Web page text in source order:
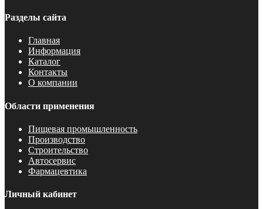
Разделы сайта
Главная
Информация
Каталог
Контакты
О компании
Области применения
Пищевая промышленность
Производство
Строительство
Автосервис
Фармацевтика
Личный кабинет